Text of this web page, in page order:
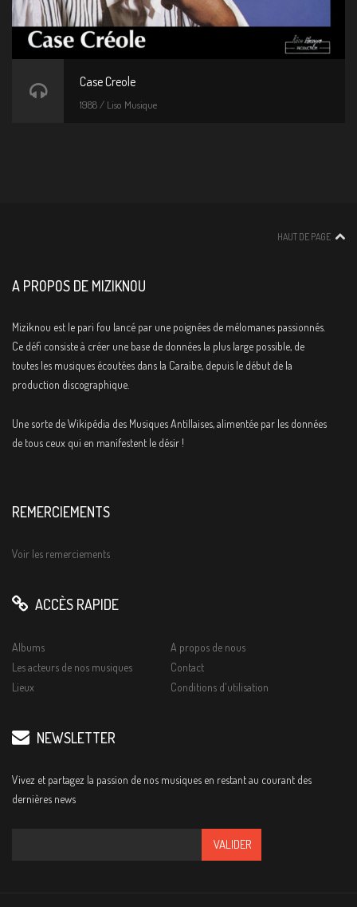
Case Creole
1988 / Liso Musique
HAUT DE PAGE
A PROPOS DE MIZIKNOU
Miziknou est le pari fou lancé par une poignées de mélomanes passionnés.
Ce défi consiste à créer une base de données la plus large possible, de
toutes les musiques écoutées dans la Caraïbe, depuis le début de la
production discographique.
Une sorte de Wikipédia des Musiques Antillaises, alimentée par les données
de tous ceux qui en manifestent le désir !
REMERCIEMENTS
Voir les remerciements
ACCÈS RAPIDE
Albums
Les acteurs de nos musiques
Lieux
A propos de nous
Contact
Conditions d'utilisation
NEWSLETTER
Vivez et partagez la passion de nos musiques en restant au courant des
dernières news